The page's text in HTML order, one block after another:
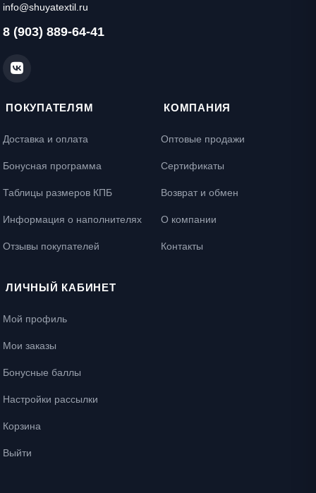
info@shuyatextil.ru
8 (903) 889-64-41
ПОКУПАТЕЛЯМ
Доставка и оплата
Бонусная программа
Таблицы размеров КПБ
Информация о наполнителях
Отзывы покупателей
КОМПАНИЯ
Оптовые продажи
Сертификаты
Возврат и обмен
О компании
Контакты
ЛИЧНЫЙ КАБИНЕТ
Мой профиль
Мои заказы
Бонусные баллы
Настройки рассылки
Корзина
Выйти